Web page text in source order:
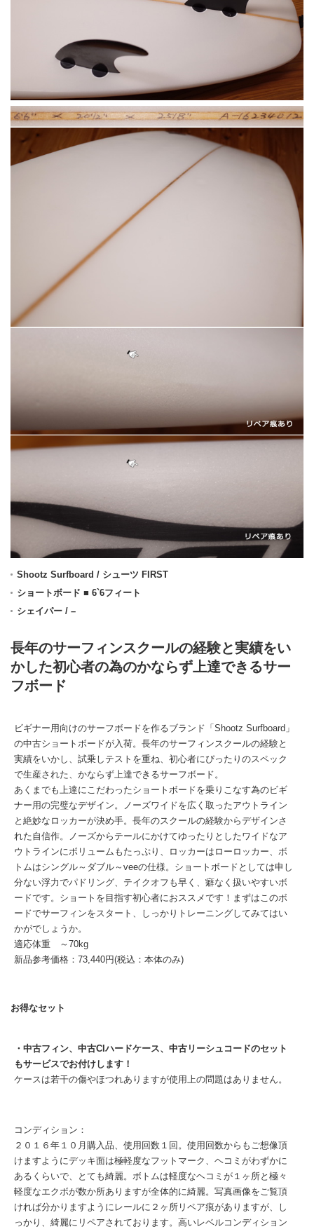
Shootz Surfboard / シューツ FIRST
ショートボード ■ 6`6フィート
シェイパー / –
長年のサーフィンスクールの経験と実績をい
かした初心者の為のかならず上達できるサー
フボード
ビギナー用向けのサーフボードを作るブランド「Shootz Surfboard」
の中古ショートボードが入荷。長年のサーフィンスクールの経験と
実績をいかし、試乗しテストを重ね、初心者にぴったりのスペック
で生産された、かならず上達できるサーフボード。
あくまでも上達にこだわったショートボードを乗りこなす為のビギ
ナー用の完璧なデザイン。ノーズワイドを広く取ったアウトライン
と絶妙なロッカーが決め手。長年のスクールの経験からデザインさ
れた自信作。ノーズからテールにかけてゆったりとしたワイドなア
ウトラインにボリュームもたっぷり、ロッカーはローロッカー、ボ
トムはシングル～ダブル～veeの仕様。ショートボードとしては申し
分ない浮力でパドリング、テイクオフも早く、癖なく扱いやすいボ
ードです。ショートを目指す初心者におススメです！まずはこのボ
ードでサーフィンをスタート、しっかりトレーニングしてみてはい
かがでしょうか。
適応体重 ～70kg
新品参考価格：73,440円(税込：本体のみ)
お得なセット
・中古フィン、中古CIハードケース、中古リーシュコードのセット
もサービスでお付けします！
ケースは若干の傷やほつれありますが使用上の問題はありません。
コンディション：
２０１６年１０月購入品、使用回数１回。使用回数からもご想像頂
けますようにデッキ面は極軽度なフットマーク、ヘコミがわずかに
あるくらいで、とても綺麗。ボトムは軽度なヘコミが１ヶ所と極々
軽度なエクボが数か所ありますが全体的に綺麗。写真画像をご覧頂
ければ分かりますようにレールに２ヶ所リペア痕がありますが、し
っかり、綺麗にリペアされております。高いレベルコンディション